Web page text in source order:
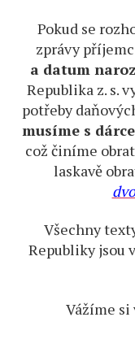
Pokud se
zprávy
a datum
Republika z. s.
potřeby
musíme s
což činíme
laskavě
Všechny
Republiky jsou
Vážíme si